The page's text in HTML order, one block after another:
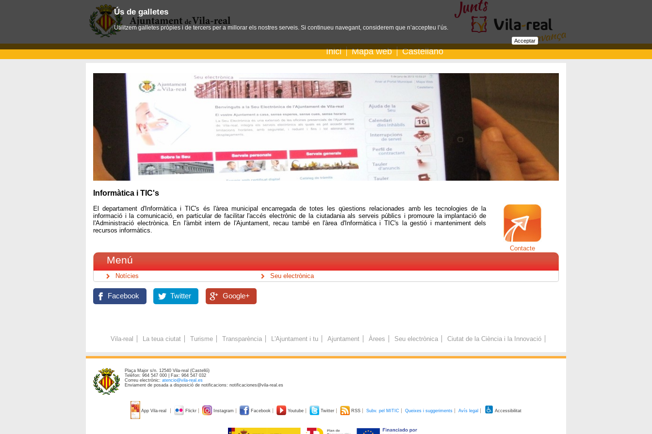
Inici Mapa web Castellano
Contacte
Informàtica i TIC's
El departament d'Informàtica i TIC's és l'àrea municipal encarregada de totes les qüestions relacionades amb les tecnologies de la
informació i la comunicació, en particular de facilitar l'accés electrònic de la ciutadania als serveis públics i promoure la implantació de
l'Administració electrònica. En l'àmbit intern de l'Ajuntament, recau també en l'àrea d'Informàtica i TIC's la gestió i manteniment dels
recursos informàtics.
Menú
Notícies Seu electrònica
Facebook Twitter Google+
Vila-real La teua ciutat Turisme Transparència L'Ajuntament i tu Ajuntament Àrees Seu electrònica Ciutat de la Ciència i la Innovació
Plaça Major s/n. 12540 Vila-real (Castelló)
Telèfon: 964 547 000 | Fax: 964 547 032
Correu electrònic: atencio@vila-real.es
Enviament de posada a disposició de notificacions: notificaciones@vila-real.es
App Vila-real Flickr Instagram Facebook Youtube Twitter RSS Subv. pel MITIC Queixes i suggeriments Avís legal Accessibilitat
Ús de galletes
Utilitzem galletes pròpies i de tercers per a millorar els nostres serveis. Si continueu navegant, considerem que n’accepteu l’ús.
Acceptar